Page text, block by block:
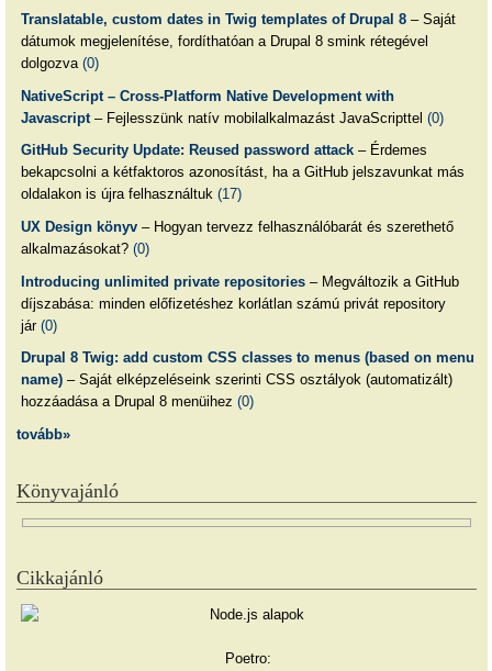
Translatable, custom dates in Twig templates of Drupal 8– Saját
dátumok megjelenítése, fordíthatóan a Drupal 8 smink rétegével
dolgozva (0)
NativeScript – Cross-Platform Native Development with
Javascript– Fejlesszünk natív mobilalkalmazást JavaScripttel (0)
GitHub Security Update: Reused password attack– Érdemes
bekapcsolni a kétfaktoros azonosítást, ha a GitHub jelszavunkat más
oldalakon is újra felhasználtuk (17)
UX Design könyv– Hogyan tervezz felhasználóbarát és szerethető
alkalmazásokat? (0)
Introducing unlimited private repositories– Megváltozik a GitHub
díjszabása: minden előfizetéshez korlátlan számú privát repository
jár (0)
Drupal 8 Twig: add custom CSS classes to menus (based on menu
name)– Saját elképzeléseink szerinti CSS osztályok (automatizált)
hozzáadása a Drupal 8 menüihez (0)
tovább»
Könyvajánló
Cikkajánló
Poetro: